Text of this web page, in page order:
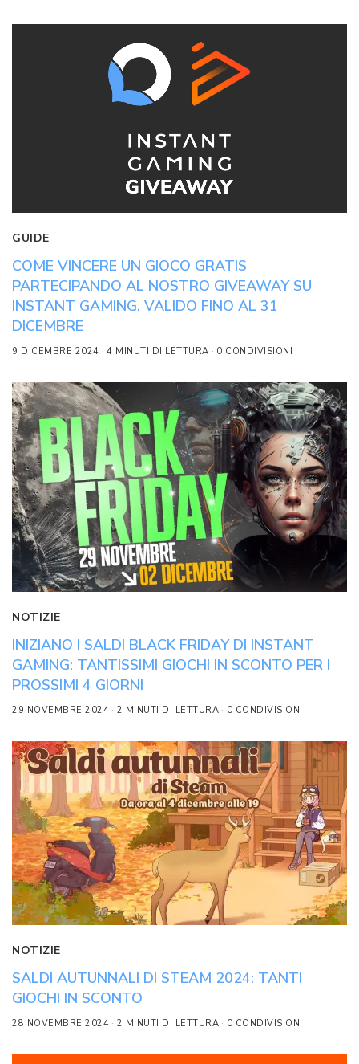
GUIDE
COME VINCERE UN GIOCO GRATIS
PARTECIPANDO AL NOSTRO GIVEAWAY SU
INSTANT GAMING, VALIDO FINO AL 31
DICEMBRE
9 DICEMBRE 2024 4 MINUTI DI LETTURA 0 CONDIVISIONI
NOTIZIE
INIZIANO I SALDI BLACK FRIDAY DI INSTANT
GAMING: TANTISSIMI GIOCHI IN SCONTO PER I
PROSSIMI 4 GIORNI
29 NOVEMBRE 2024 2 MINUTI DI LETTURA 0 CONDIVISIONI
NOTIZIE
SALDI AUTUNNALI DI STEAM 2024: TANTI
GIOCHI IN SCONTO
28 NOVEMBRE 2024 2 MINUTI DI LETTURA 0 CONDIVISIONI